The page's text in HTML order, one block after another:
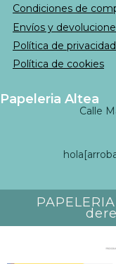
Condiciones de
Envíos y
Política de privacidad
Política de cookies
Papeleria Altea
Calle